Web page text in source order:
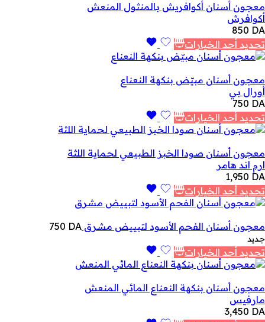
معجون أسنان أكوافريش بالمنثول المنعش
أكوافرش
850 DA
تحديد أحد الخيارات
معجون أسنان مبيّض بنكهة النعناع
أورال بي
750 DA
تحديد أحد الخيارات
معجون أسنان صودا الخبز الطبيعي لحماية اللثة
ارم اند هامر
1,950 DA
تحديد أحد الخيارات
معجون أسنان الفحم الأسود لتبييض مشرق 750 DA
جديد
تحديد أحد الخيارات
معجون أسنان بنكهة النعناع المائي المنعش
مارفيس
3,450 DA